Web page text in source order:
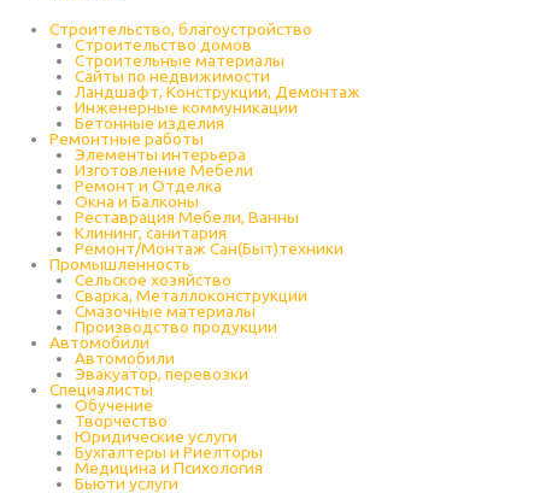
Строительство, благоустройство
Строительство домов
Строительные материалы
Сайты по недвижимости
Ландшафт, Конструкции, Демонтаж
Инженерные коммуникации
Бетонные изделия
Ремонтные работы
Элементы интерьера
Изготовление Мебели
Ремонт и Отделка
Окна и Балконы
Реставрация Мебели, Ванны
Клининг, санитария
Ремонт/Монтаж Сан(Быт)техники
Промышленность
Cельское хозяйство
Сварка, Металлоконструкции
Cмазочные материалы
Производство продукции
Автомобили
Автомобили
Эвакуатор, перевозки
Специалисты
Обучение
Творчество
Юридические услуги
Бухгалтеры и Риелторы
Медицина и Психология
Бьюти услуги